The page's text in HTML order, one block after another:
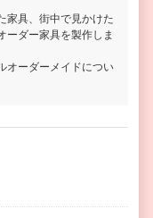
家具、街中で見かけた
ーダー家具を製作しま
オーダーメイドについ